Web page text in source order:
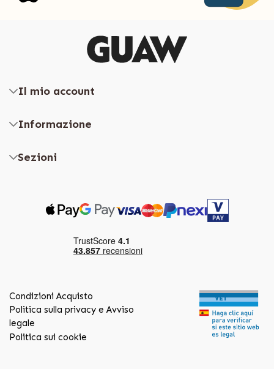
Il mio account
Informazione
Sezioni
Condizioni Acquisto
Politica sulla privacy e Avviso
legale
Politica sui cookie